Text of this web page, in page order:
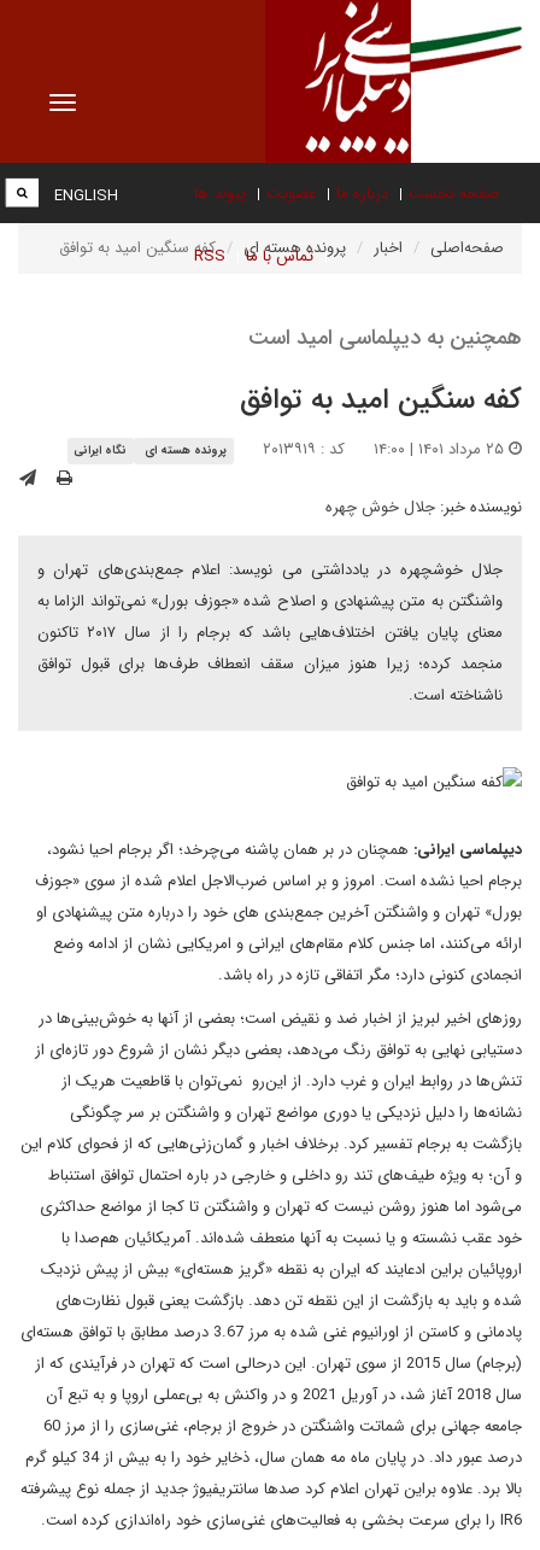
Toggle
صفحه نخست درباره ما عضویت پیوند ها
تماس با ما RSS
ENGLISH
صفحه‌اصلی اخبار پرونده هسته ای کفه سنگین امید به توافق
همچنین به دیپلماسی امید است
کفه سنگین امید به توافق
کد : ۲۰۱۳۹۱۹ پرونده هسته ای نگاه ایرانی
نویسنده خبر: جلال خوش چهره
جلال خوشچهره در یادداشتی می نویسد: اعلام جمع‌بندی‌های تهران و
واشنگتن به متن پیشنهادی و اصلاح شده «جوزف بورل» نمی‌تواند الزاما به
معنای پایان یافتن اختلاف‌هایی باشد که برجام را از سال ۲۰۱۷ تاکنون
منجمد کرده؛ زیرا هنوز میزان سقف انعطاف‌ طرف‌ها برای قبول توافق
ناشناخته است.
دیپلماسی ایرانی: همچنان در بر همان پاشنه می‌چرخد؛ اگر برجام احیا نشود،
برجام احیا نشده است. امروز و بر اساس ضرب‌الاجل اعلام شده از سوی «جوزف
بورل» تهران و واشنگتن آخرین جمع‌بندی های خود را درباره متن پیشنهادی او
ارائه می‌کنند، اما جنس کلام مقام‌های ایرانی و امریکایی نشان از ادامه وضع
انجمادی کنونی دارد؛ مگر اتفاقی تازه در راه باشد.
روزهای اخیر لبریز از اخبار ضد و نقیض است؛ بعضی از آنها به خوش‌بینی‌ها در
دستیابی نهایی به توافق رنگ می‌دهد، بعضی دیگر نشان از شروع دور تازه‌ای از
تنش‌ها در روابط ایران و غرب دارد. از این‌رو نمی‌توان با قاطعیت هریک از
نشانه‌ها را دلیل نزدیکی یا دوری مواضع تهران و واشنگتن بر سر چگونگی
بازگشت به برجام تفسیر کرد. برخلاف اخبار و گمان‌زنی‌هایی که از فحوای کلام این
و آن؛ به ویژه طیف‌های تند رو داخلی و خارجی در باره احتمال توافق استنباط
می‌شود اما هنوز روشن نیست که تهران و واشنگتن تا کجا از مواضع حداکثری
خود عقب نشسته و یا نسبت به آنها منعطف شده‌اند. آمریکائیان هم‌صدا با
اروپائیان براین ادعایند که ایران به نقطه «گریز هسته‌ای» بیش از پیش نزدیک
شده و باید به بازگشت از این نقطه تن دهد. بازگشت یعنی قبول نظارت‌های
پادمانی و کاستن از اورانیوم غنی شده به مرز 3.67 درصد مطابق با توافق هسته‌ای
(برجام) سال 2015 از سوی تهران. این درحالی است که تهران در فرآیندی که از
سال 2018 آغاز شد، در آوریل 2021 و در واکنش به بی‌عملی اروپا و به تبع آن
جامعه جهانی برای شماتت واشنگتن در خروج از برجام، غنی‌سازی را از مرز 60
درصد عبور داد. در پایان ماه مه همان سال، ذخایر خود را به بیش از 34 کیلو گرم
بالا برد. علاوه براین تهران اعلام کرد صدها سانتریفیوژ جدید از جمله نوع پیشرفته
IR6 را برای سرعت بخشی به فعالیت‌های غنی‌سازی خود راه‌اندازی کرده است.